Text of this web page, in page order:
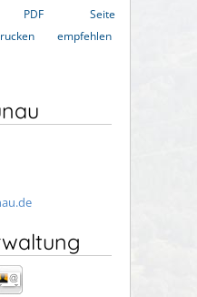
PDF
Seite
empfehlen